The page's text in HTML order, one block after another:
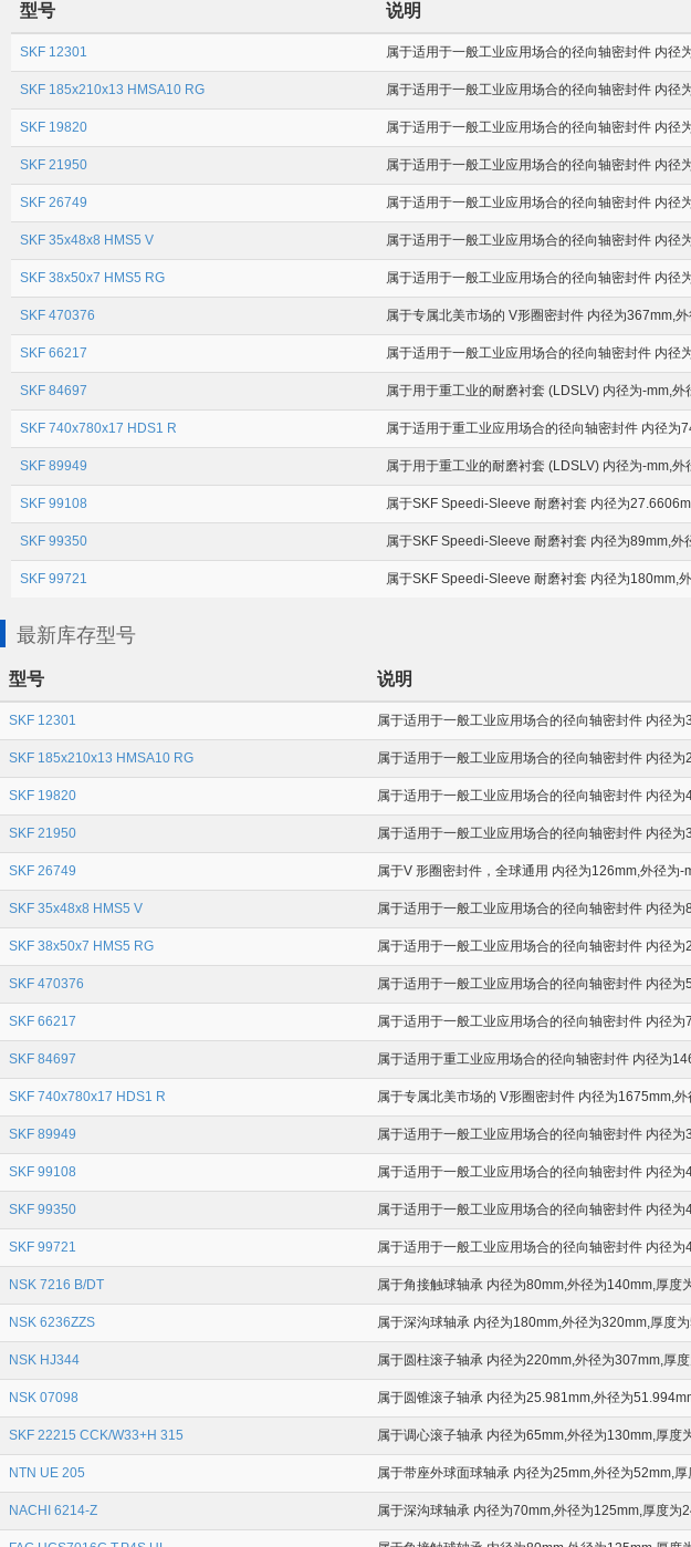
型号 说明
SKF 12301 属于适用于一般工业应用场合的径向轴密封件 内
SKF 185x210x13 HMSA10 RG 属于适用于一般工业应用场合的径向轴密封件 内径
SKF 19820 属于适用于一般工业应用场合的径向轴密封件 内径
SKF 21950 属于适用于一般工业应用场合的径向轴密封件 内
SKF 26749 属于适用于一般工业应用场合的径向轴密封件 内
SKF 35x48x8 HMS5 V 属于适用于一般工业应用场合的径向轴密封件 内径
SKF 38x50x7 HMS5 RG 属于适用于一般工业应用场合的径向轴密封件 内径
SKF 470376 属于专属北美市场的 V形圈密封件 内径为367mm,
SKF 66217 属于适用于一般工业应用场合的径向轴密封件 内
SKF 84697 属于用于重工业的耐磨衬套 (LDSLV) 内径为-mm,
SKF 740x780x17 HDS1 R 属于适用于重工业应用场合的径向轴密封件 内径为
SKF 89949 属于用于重工业的耐磨衬套 (LDSLV) 内径为-mm,
SKF 99108 属于SKF Speedi-Sleeve 耐磨衬套 内径为
SKF 99350 属于SKF Speedi-Sleeve 耐磨衬套 内径为89mm,
SKF 99721 属于SKF Speedi-Sleeve 耐磨衬套 内径为180mm,
最新库存型号
型号 说明
SKF 12301 属于适用于一般工业应用场合的径向轴密封件 内径
SKF 185x210x13 HMSA10 RG 属于适用于一般工业应用场合的径向轴密封件 内径
SKF 19820 属于适用于一般工业应用场合的径向轴密封件 内径
SKF 21950 属于适用于一般工业应用场合的径向轴密封件 内径
SKF 26749 属于V 形圈密封件，全球通用 内径为126mm,外径为-
SKF 35x48x8 HMS5 V 属于适用于一般工业应用场合的径向轴密封件 内径
SKF 38x50x7 HMS5 RG 属于适用于一般工业应用场合的径向轴密封件 内径
SKF 470376 属于适用于一般工业应用场合的径向轴密封件 内径
SKF 66217 属于适用于一般工业应用场合的径向轴密封件 内径
SKF 84697 属于适用于重工业应用场合的径向轴密封件 内径为
SKF 740x780x17 HDS1 R 属于专属北美市场的 V形圈密封件 内径为1675mm,
SKF 89949 属于适用于一般工业应用场合的径向轴密封件 内径
SKF 99108 属于适用于一般工业应用场合的径向轴密封件 内径
SKF 99350 属于适用于一般工业应用场合的径向轴密封件 内径
SKF 99721 属于适用于一般工业应用场合的径向轴密封件 内径
NSK 7216 B/DT 属于角接触球轴承 内径为80mm,外径为140mm,厚度
NSK 6236ZZS 属于深沟球轴承 内径为180mm,外径为320mm,厚度
NSK HJ344 属于圆柱滚子轴承 内径为220mm,外径为307mm,厚
NSK 07098 属于圆锥滚子轴承 内径为25.981mm,外径为
SKF 22215 CCK/W33+H 315 属于调心滚子轴承 内径为65mm,外径为130mm,厚度
NTN UE 205 属于带座外球面球轴承 内径为25mm,外径为52mm,
NACHI 6214-Z 属于深沟球轴承 内径为70mm,外径为125mm,厚度为